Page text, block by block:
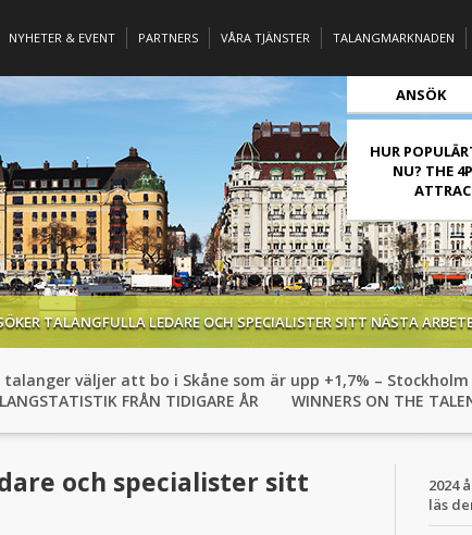
NYHETER & EVENT PARTNERS VÅRA TJÄNSTER TALANGMARKNADEN
ANSÖK
HUR
NU? THE
TALANGFULLA LEDARE OCH SPECIALISTER SITT NÄSTA
talanger väljer att bo i Skåne som är upp +1,7% – Stockholm
FRÅN TIDIGARE ÅR WINNERS ON THE
2024
läs
och specialister sitt